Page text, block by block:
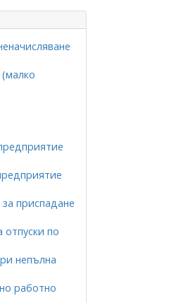
приспадане
по
непълна
работно